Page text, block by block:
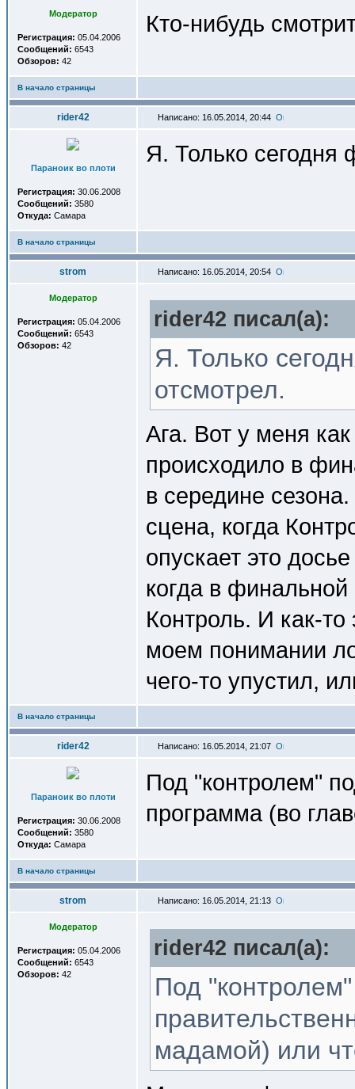
Модератор
Регистрация: 05.04.2006
Сообщений: 6543
Обзоров: 42
Кто-нибудь
В начало страницы
rider42 Написано: 16.05.2014, 20:44
Параноик во плоти
Регистрация: 30.06.2008
Сообщений: 3580
Откуда: Самара
Я. Только сегодня
В начало страницы
strom Написано: 16.05.2014, 20:54
Модератор
Регистрация: 05.04.2006
Сообщений: 6543
Обзоров: 42
rider42 писал(a):
Я. Только
отсмотрел.
Ага. Вот у меня
происходило в
в середине
сцена, когда
опускает это
когда в
Контроль. И как-
моем понимании
чего-то упустил,
В начало страницы
rider42 Написано: 16.05.2014, 21:07
Параноик во плоти
Регистрация: 30.06.2008
Сообщений: 3580
Откуда: Самара
Под "контролем"
программа (во
В начало страницы
strom Написано: 16.05.2014, 21:13
Модератор
Регистрация: 05.04.2006
Сообщений: 6543
Обзоров: 42
rider42 писал(a):
Под
мадамой) или